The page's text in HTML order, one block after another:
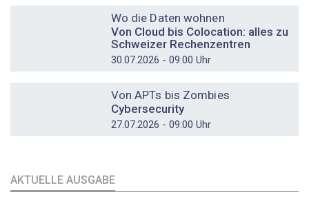
Wo die Daten wohnen
Von Cloud bis Colocation: alles zu
Schweizer Rechenzentren
30.07.2026 - 09:00 Uhr
Von APTs bis Zombies
Cybersecurity
27.07.2026 - 09:00 Uhr
AKTUELLE AUSGABE